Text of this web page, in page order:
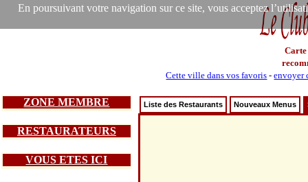
En poursuivant votre navigation sur ce site, vous acceptez
Carte
Cette ville dans vos favoris -envoyer
ZONE MEMBRE
RESTAURATEURS
VOUS ETES ICI
Liste des Restaurants Nouveaux Menus